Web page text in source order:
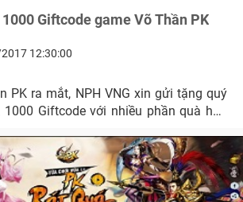
Giftcode game Võ Thần PK
12:30:00
PK ra mắt, NPH VNG xin gửi tặng quý
Giftcode với nhiều phần quà hấp